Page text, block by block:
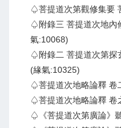
♤菩提道次第觀修集要
♤附錄三 菩提道次地內
氣:10068)
♤附錄二 菩提道次第探
(緣氣:10325)
♤菩提道次地略論釋 卷
♤菩提道次地略論釋 卷
♤《菩提道次第廣論》